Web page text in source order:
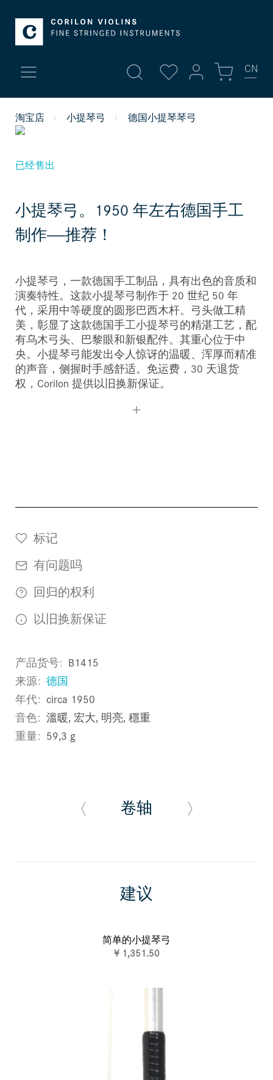
CN
个人信息
您的订购
您标记的乐器
中提琴 | 琴弓
儿童小提琴
小提琴弓
大提琴弓
淘宝店 小提琴弓 德国小提琴琴弓
已经售出
小提琴弓。1950 年左右德国手工
制作——推荐！
小提琴弓，一款德国手工制品，具有出色的音质和
演奏特性。这款小提琴弓制作于 20 世纪 50 年
代，采用中等硬度的圆形巴西木杆。弓头做工精
美，彰显了这款德国手工小提琴弓的精湛工艺，配
有乌木弓头、巴黎眼和新银配件。其重心位于中
央。小提琴弓能发出令人惊讶的温暖、浑厚而精准
的声音，侧握时手感舒适。免运费，30 天退货
权，Corilon 提供以旧换新保证。
标记
有问题吗
回归的权利
以旧换新保证
产品货号 B1415
来源 德国
年代 circa 1950
音色 溫暖, 宏大, 明亮, 穩重
重量 59,3 g
卷轴
建议
简单的小提琴弓
¥ 1,351.50